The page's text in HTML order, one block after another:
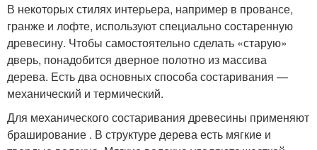
В некоторых стилях интерьера, например в провансе,
гранже и лофте, используют специально состаренную
древесину. Чтобы самостоятельно сделать «старую»
дверь, понадобится дверное полотно из массива
дерева. Есть два основных способа состаривания —
механический и термический.
Для механического состаривания древесины применяют
браширование . В структуре дерева есть мягкие и